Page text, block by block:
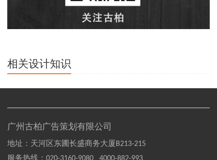
相关设计知识
广州古柏广告策划有限公司
地址：天河区东圃长盛商务大厦B213-215